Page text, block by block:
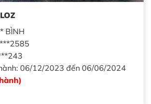
BÌNH
06/12/2023 đến 06/06/2024